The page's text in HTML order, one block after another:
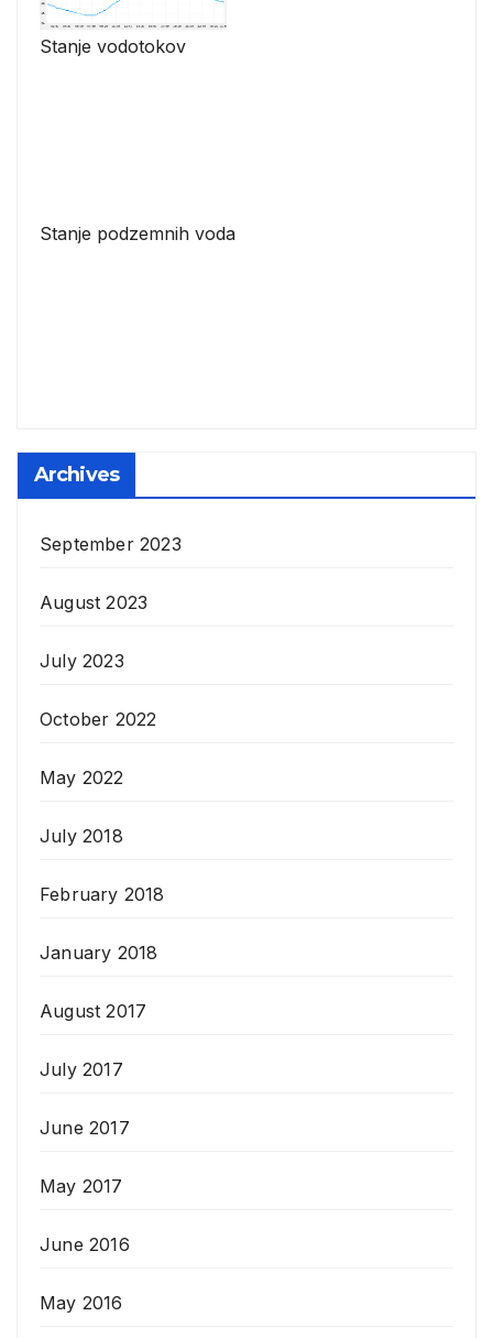
Stanje vodotokov
Stanje podzemnih voda
Archives
September 2023
August 2023
July 2023
October 2022
May 2022
July 2018
February 2018
January 2018
August 2017
July 2017
June 2017
May 2017
June 2016
May 2016